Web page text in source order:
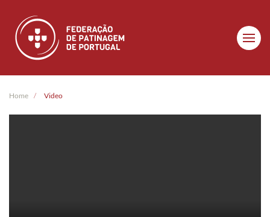
Skip to main content
Home Video